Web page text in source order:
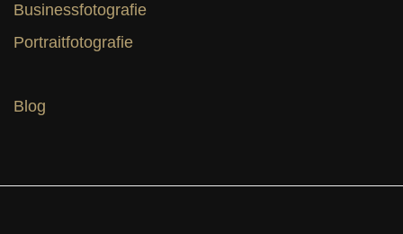
Businessfotografie
Portraitfotografie
Blog